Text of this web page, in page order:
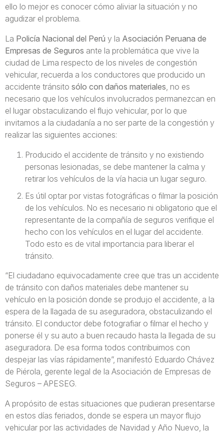
ello lo mejor es conocer cómo aliviar la situación y no
agudizar el problema.
La Policía Nacional del Perú y la Asociación Peruana de
Empresas de Seguros ante la problemática que vive la
ciudad de Lima respecto de los niveles de congestión
vehicular, recuerda a los conductores que producido un
accidente tránsito sólo con daños materiales, no es
necesario que los vehículos involucrados permanezcan en
el lugar obstaculizando el flujo vehicular, por lo que
invitamos a la ciudadanía a no ser parte de la congestión y
realizar las siguientes acciones:
Producido el accidente de tránsito y no existiendo
personas lesionadas, se debe mantener la calma y
retirar los vehículos de la vía hacia un lugar seguro.
Es útil optar por vistas fotográficas o filmar la posición
de los vehículos. No es necesario ni obligatorio que el
representante de la compañía de seguros verifique el
hecho con los vehículos en el lugar del accidente.
Todo esto es de vital importancia para liberar el
tránsito.
“El ciudadano equivocadamente cree que tras un accidente
de tránsito con daños materiales debe mantener su
vehículo en la posición donde se produjo el accidente, a la
espera de la llagada de su aseguradora, obstaculizando el
tránsito. El conductor debe fotografiar o filmar el hecho y
ponerse él y su auto a buen recaudo hasta la llegada de su
aseguradora. De esa forma todos contribuimos con
despejar las vías rápidamente”, manifestó Eduardo Chávez
de Piérola, gerente legal de la Asociación de Empresas de
Seguros – APESEG.
A propósito de estas situaciones que pudieran presentarse
en estos días feriados, donde se espera un mayor flujo
vehicular por las actividades de Navidad y Año Nuevo, la